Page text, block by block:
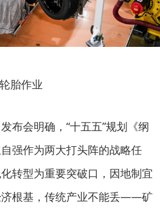
胎作业
发布会明确，“十五五”规划《纲
强作为两大打头阵的战略任
转型为重要突破口，因地制宜
济根基，传统产业不能丢——矿